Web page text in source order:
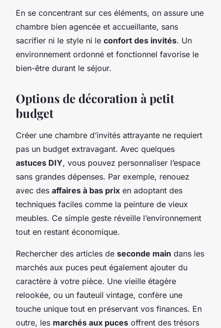
En se concentrant sur ces éléments, on assure une
chambre bien agencée et accueillante, sans
sacrifier ni le style ni le confort des invités. Un
environnement ordonné et fonctionnel favorise le
bien-être durant le séjour.
Options de décoration à petit
budget
Créer une chambre d’invités attrayante ne requiert
pas un budget extravagant. Avec quelques
astuces DIY, vous pouvez personnaliser l’espace
sans grandes dépenses. Par exemple, renouez
avec des affaires à bas prix en adoptant des
techniques faciles comme la peinture de vieux
meubles. Ce simple geste réveille l’environnement
tout en restant économique.
Rechercher des articles de seconde main dans les
marchés aux puces peut également ajouter du
caractère à votre pièce. Une vieille étagère
relookée, ou un fauteuil vintage, confère une
touche unique tout en préservant vos finances. En
outre, les marchés aux puces offrent des trésors